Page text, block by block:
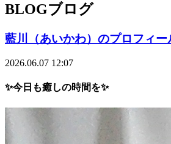
BLOGブログ
藍川（あいかわ）のプロフィー
2026.06.07 12:07
✨今日も癒しの時間を✨